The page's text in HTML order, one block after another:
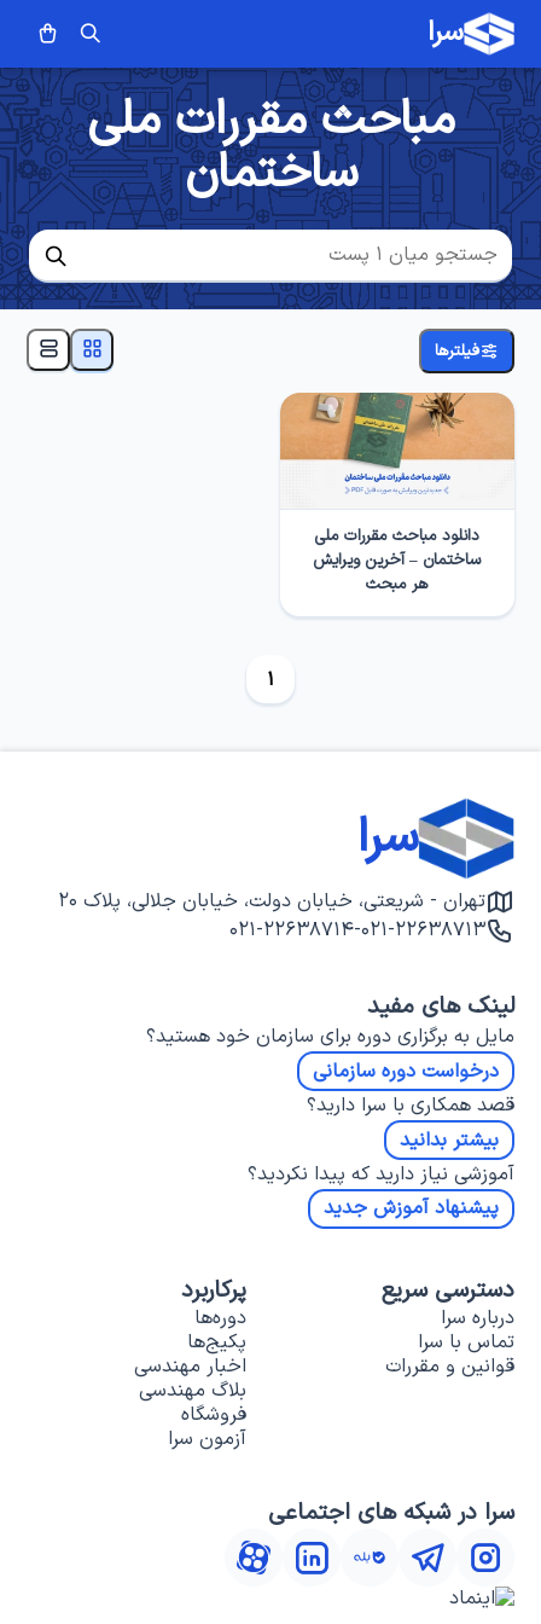
سرا
مباحث مقررات ملی
ساختمان
فیلترها
دانلود مباحث مقررات ملی
ساختمان – آخرین ویرایش
هر مبحث
1
سرا
تهران - شریعتی، خیابان دولت، خیابان جلالی، پلاک ۲۰
۰۲۱-۲۲۶۳۸۷۱۳-۰۲۱-۲۲۶۳۸۷۱۴
لینک های مفید
مایل به برگزاری دوره برای سازمان خود هستید؟
درخواست دوره سازمانی
قصد همکاری با سرا دارید؟
بیشتر بدانید
آموزشی نیاز دارید که پیدا نکردید؟
پیشنهاد آموزش جدید
دسترسی سریع
درباره سرا
تماس با سرا
قوانین و مقررات
پرکاربرد
دوره‌ها
پکیج‌ها
اخبار مهندسی
بلاگ مهندسی
فروشگاه
آزمون سرا
سرا در شبکه های اجتماعی